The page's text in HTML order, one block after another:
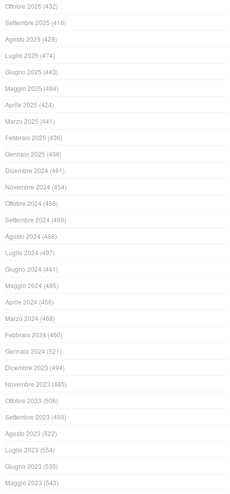
Ottobre 2025 (432)
Settembre 2025 (416)
Agosto 2025 (428)
Luglio 2025 (474)
Giugno 2025 (443)
Maggio 2025 (484)
Aprile 2025 (424)
Marzo 2025 (441)
Febbraio 2025 (436)
Gennaio 2025 (456)
Dicembre 2024 (461)
Novembre 2024 (454)
Ottobre 2024 (458)
Settembre 2024 (469)
Agosto 2024 (468)
Luglio 2024 (497)
Giugno 2024 (441)
Maggio 2024 (485)
Aprile 2024 (456)
Marzo 2024 (468)
Febbraio 2024 (460)
Gennaio 2024 (521)
Dicembre 2023 (494)
Novembre 2023 (485)
Ottobre 2023 (506)
Settembre 2023 (493)
Agosto 2023 (522)
Luglio 2023 (554)
Giugno 2023 (535)
Maggio 2023 (543)